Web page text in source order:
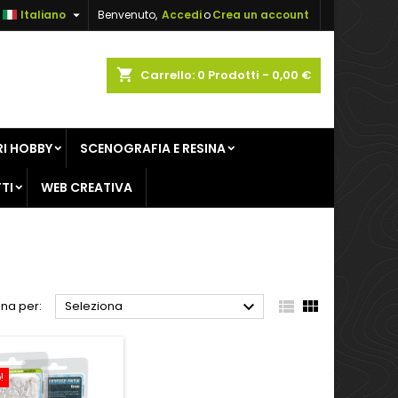
Benvenuto, AccedioCrea un account
Italiano 
shopping_cart Carrello: 0 Prodotti - 0,00 €
HOBBY SCENOGRAFIA E RESINA
WEB CREATIVA
per: Seleziona   